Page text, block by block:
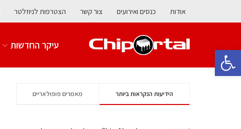
פתח סרגל נגישות
אודות כנסים ואירועים צור קשר הצטרפות לניוזלטר
עיקר החדשות
הידיעות הנקראות ביותר מאמרים פופולאריים